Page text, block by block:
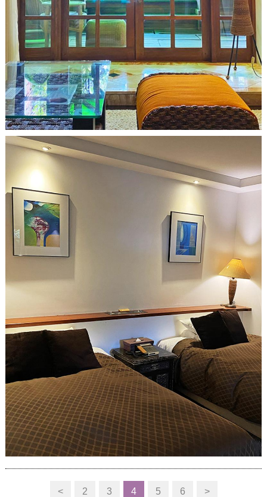
< 2 3 4 5 6 >